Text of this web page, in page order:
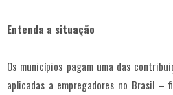
Entenda a situação
Os municípios pagam uma das
aplicadas a empregadores no Brasil –